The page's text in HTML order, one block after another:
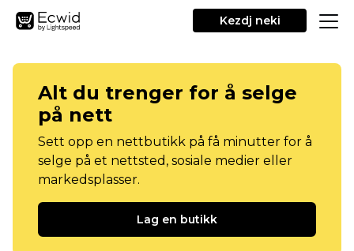
Kezdj neki
Alt du trenger for å selge
på nett
Sett opp en nettbutikk på få minutter for å
selge på et nettsted, sosiale medier eller
markedsplasser.
Lag en butikk